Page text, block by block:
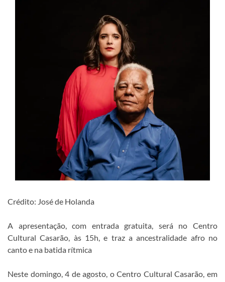
Crédito: José de Holanda
A apresentação, com entrada gratuita, será no Centro
Cultural Casarão, às 15h, e traz a ancestralidade afro no
canto e na batida rítmica
Neste domingo, 4 de agosto, o Centro Cultural Casarão, em